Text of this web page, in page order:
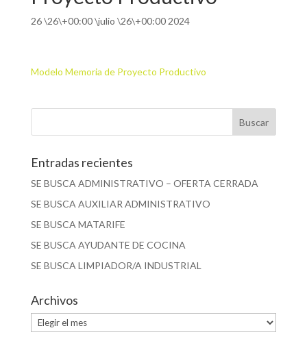
26 \26\+00:00 \julio \26\+00:00 2024
Modelo Memoria de Proyecto Productivo
Entradas recientes
SE BUSCA ADMINISTRATIVO – OFERTA CERRADA
SE BUSCA AUXILIAR ADMINISTRATIVO
SE BUSCA MATARIFE
SE BUSCA AYUDANTE DE COCINA
SE BUSCA LIMPIADOR/A INDUSTRIAL
Archivos
Archivos